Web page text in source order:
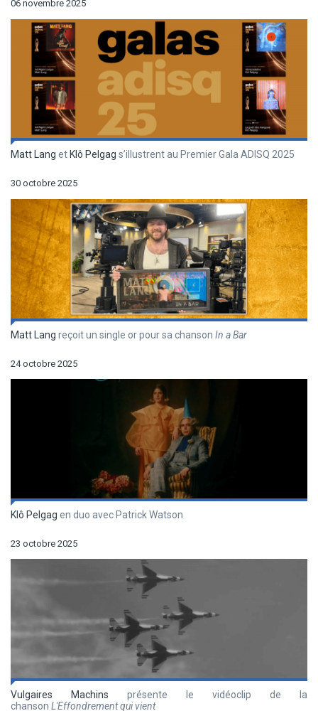
06 novembre 2025
Matt Lang et Klô Pelgag s’illustrent au Premier Gala ADISQ 2025
30 octobre 2025
Matt Lang reçoit un single or pour sa chanson In a Bar
24 octobre 2025
Klô Pelgag en duo avec Patrick Watson
23 octobre 2025
Vulgaires Machins présente le vidéoclip de la
chanson L'Effondrement qui vient